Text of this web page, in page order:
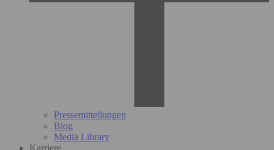
Pressemitteilungen
Blog
Media Library
Karriere